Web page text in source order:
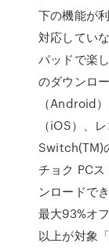
下の機能が
対応してい
パッドで楽
のダウンロ
（Android
（iOS）、
Switch(TM)
チョク PC
ンロードで
最大93%オ
以上が対象